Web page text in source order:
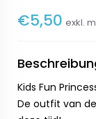
€5,50 exkl.
Kids Fun
De outfit van